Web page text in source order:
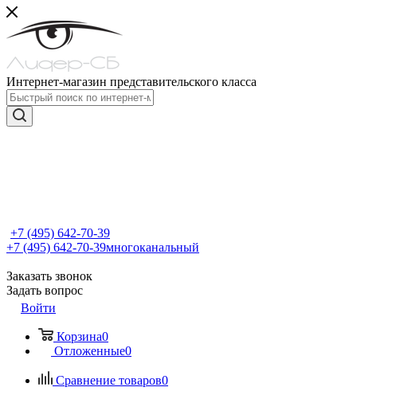
Интернет-магазин представительского класса
+7 (495) 642-70-39
+7 (495) 642-70-39многоканальный
Заказать звонок
Задать вопрос
Войти
Корзина0
Отложенные0
Сравнение товаров0